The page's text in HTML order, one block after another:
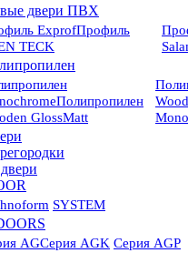
двери ПВХ
ExprofПрофиль
TECK
Полипропилен
GlossMatt
SYSTEM
AGСерия AGK Серия AGP